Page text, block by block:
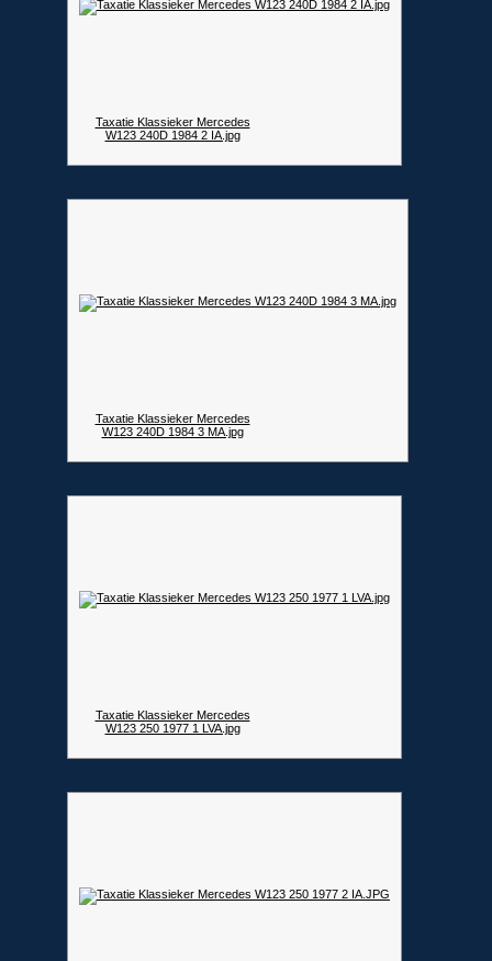
Taxatie Klassieker Mercedes
W123 240D 1984 2 IA.jpg
Taxatie Klassieker Mercedes
W123 240D 1984 3 MA.jpg
Taxatie Klassieker Mercedes
W123 250 1977 1 LVA.jpg